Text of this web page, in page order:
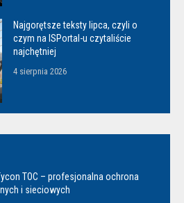
Najgorętsze teksty lipca, czyli o
czym na ISPortal-u czytaliście
najchętniej
4 sierpnia 2026
TOC – profesjonalna ochrona
i sieciowych